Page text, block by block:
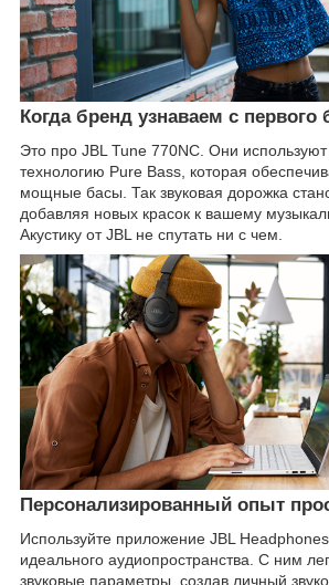
Когда бренд узнаваем с первого
Это про JBL Tune 770NC. Они
технологию Pure Bass, которая
мощные басы. Так звуковая дорожка
добавляя новых красок к вашему
Акустику от JBL не спутать ни с чем.
Персонализированный опыт
Используйте приложение JBL
идеального аудиопространства. С ним
звуковые параметры, создав личный